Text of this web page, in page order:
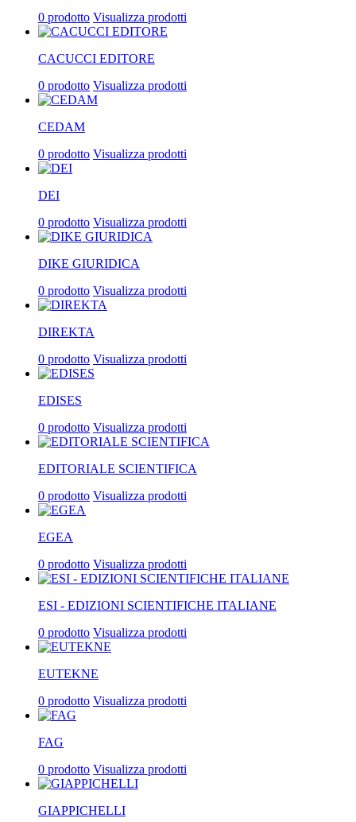
0 prodotto Visualizza prodotti
CACUCCI EDITORE
0 prodotto Visualizza prodotti
CEDAM
0 prodotto Visualizza prodotti
DEI
0 prodotto Visualizza prodotti
DIKE GIURIDICA
0 prodotto Visualizza prodotti
DIREKTA
0 prodotto Visualizza prodotti
EDISES
0 prodotto Visualizza prodotti
EDITORIALE SCIENTIFICA
0 prodotto Visualizza prodotti
EGEA
0 prodotto Visualizza prodotti
ESI - EDIZIONI SCIENTIFICHE ITALIANE
0 prodotto Visualizza prodotti
EUTEKNE
0 prodotto Visualizza prodotti
FAG
0 prodotto Visualizza prodotti
GIAPPICHELLI